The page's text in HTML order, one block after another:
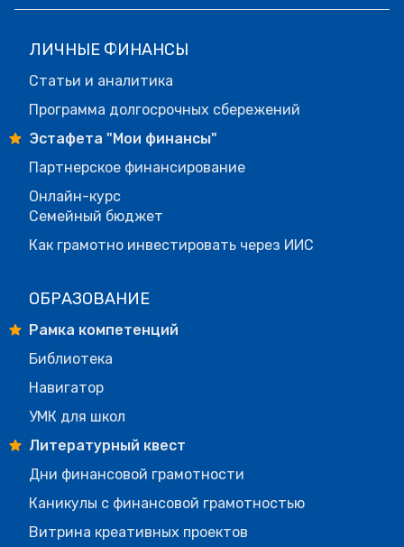
ЛИЧНЫЕ ФИНАНСЫ
Статьи и аналитика
Программа долгосрочных сбережений
Эстафета "Мои финансы"
Партнерское финансирование
Онлайн-курс
Семейный бюджет
Как грамотно инвестировать через ИИС
ОБРАЗОВАНИЕ
Рамка компетенций
Библиотека
Навигатор
УМК для школ
Литературный квест
Дни финансовой грамотности
Каникулы с финансовой грамотностью
Витрина креативных проектов